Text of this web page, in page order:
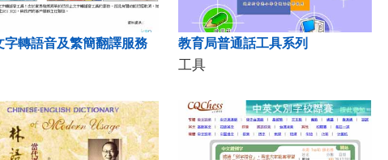
字轉語音及繁簡翻譯服務 教育局普通話工具系列
工具